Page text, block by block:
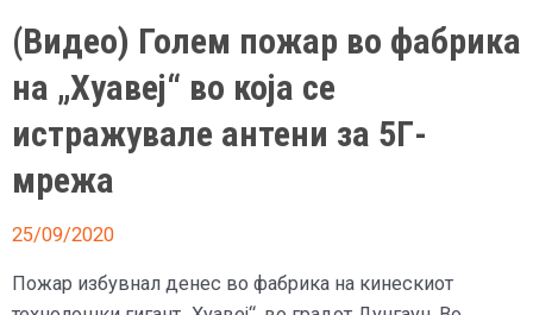
(Видео) Голем пожар во фабрика
на „Хуавеј“ во која се
истражувале антени за 5Г-
мрежа
25/09/2020
Пожар избувнал денес во фабрика на кинескиот